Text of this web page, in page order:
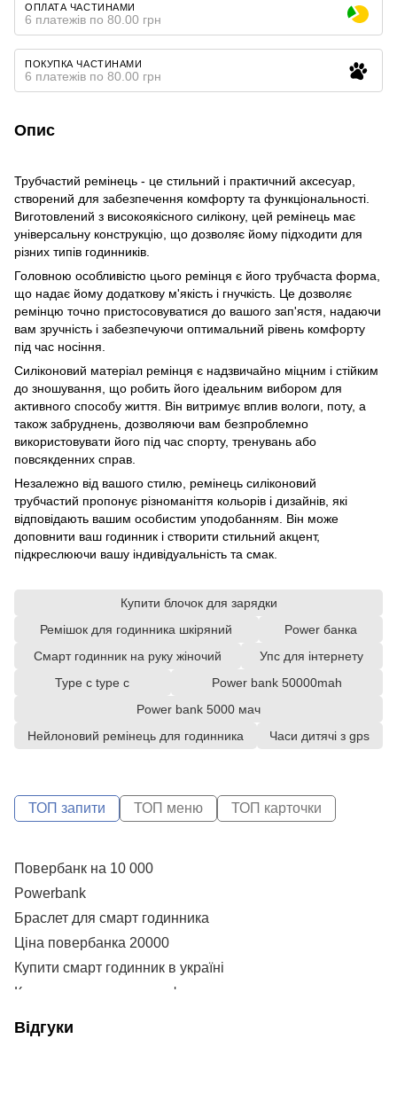
ОПЛАТА ЧАСТИНАМИ
6 платежів по 80.00 грн
ПОКУПКА ЧАСТИНАМИ
6 платежів по 80.00 грн
Опис
Трубчастий ремінець - це стильний і практичний аксесуар,
створений для забезпечення комфорту та функціональності.
Виготовлений з високоякісного силікону, цей ремінець має
універсальну конструкцію, що дозволяє йому підходити для
різних типів годинників.
Головною особливістю цього ремінця є його трубчаста форма,
що надає йому додаткову м'якість і гнучкість. Це дозволяє
ремінцю точно пристосовуватися до вашого зап'ястя, надаючи
вам зручність і забезпечуючи оптимальний рівень комфорту
під час носіння.
Силіконовий матеріал ремінця є надзвичайно міцним і стійким
до зношування, що робить його ідеальним вибором для
активного способу життя. Він витримує вплив вологи, поту, а
також забруднень, дозволяючи вам безпроблемно
використовувати його під час спорту, тренувань або
повсякденних справ.
Незалежно від вашого стилю, ремінець силіконовий
трубчастий пропонує різноманіття кольорів і дизайнів, які
відповідають вашим особистим уподобанням. Він може
доповнити ваш годинник і створити стильний акцент,
підкреслюючи вашу індивідуальність та смак.
Купити блочок для зарядки
Ремішок для годинника шкіряний
Power банка
Смарт годинник на руку жіночий
Упс для інтернету
Type c type c
Power bank 50000mah
Power bank 5000 мач
Нейлоновий ремінець для годинника
Часи дитячі з gps
ТОП запити ТОП меню ТОП карточки
Повербанк на 10 000
Powerbank
Браслет для смарт годинника
Ціна повербанка 20000
Купити смарт годинник в україні
Купити зарядне до телефону
Відгуки